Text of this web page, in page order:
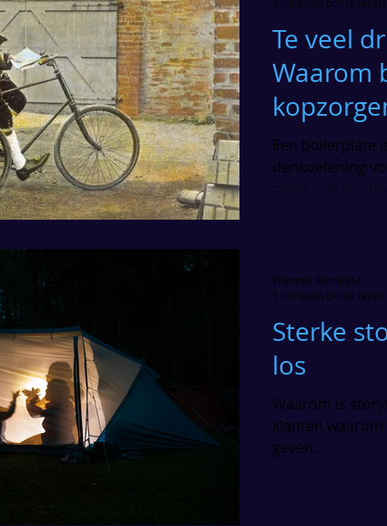
Te veel
Waarom
Een boilerplate
denkoefening
Sterke
los
Waarom is
klanten
geven.
Wannes Rombaut
5 minuten om te lezen